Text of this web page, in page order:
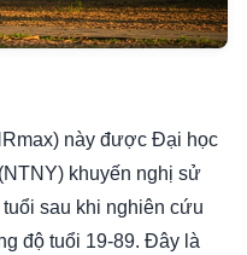
này được Đại học
khuyến nghị sử
sau khi nghiên cứu
độ tuổi 19-89. Đây là